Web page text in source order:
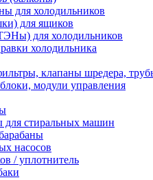
для холодильников
для ящиков
для холодильников
холодильника
клапаны шредера,
модули управления
для стиральных машин
насосов
/ уплотнитель